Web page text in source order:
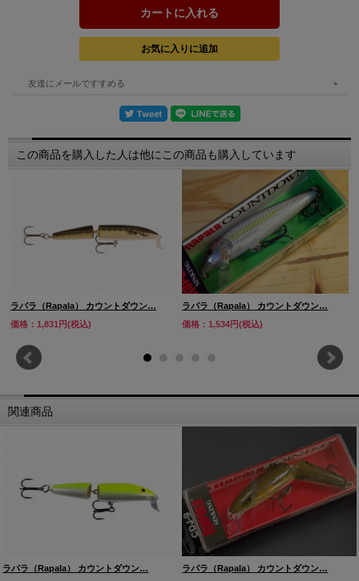
友達にメールですすめる
この商品を購入した人は他にこの商品も購入しています
ラパラ（Rapala） カウントダウン…
価格：1,831円(税込)
ラパラ（Rapala） カウントダウン…
価格：1,534円(税込)
関連商品
ラパラ（Rapala） カウントダウン… ラパラ（Rapala） カウントダウン…